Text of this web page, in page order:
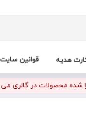
هدیه قوانین سایت
محصولات در گالری می